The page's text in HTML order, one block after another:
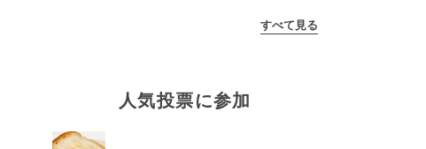
すべて見る
人気投票に参加